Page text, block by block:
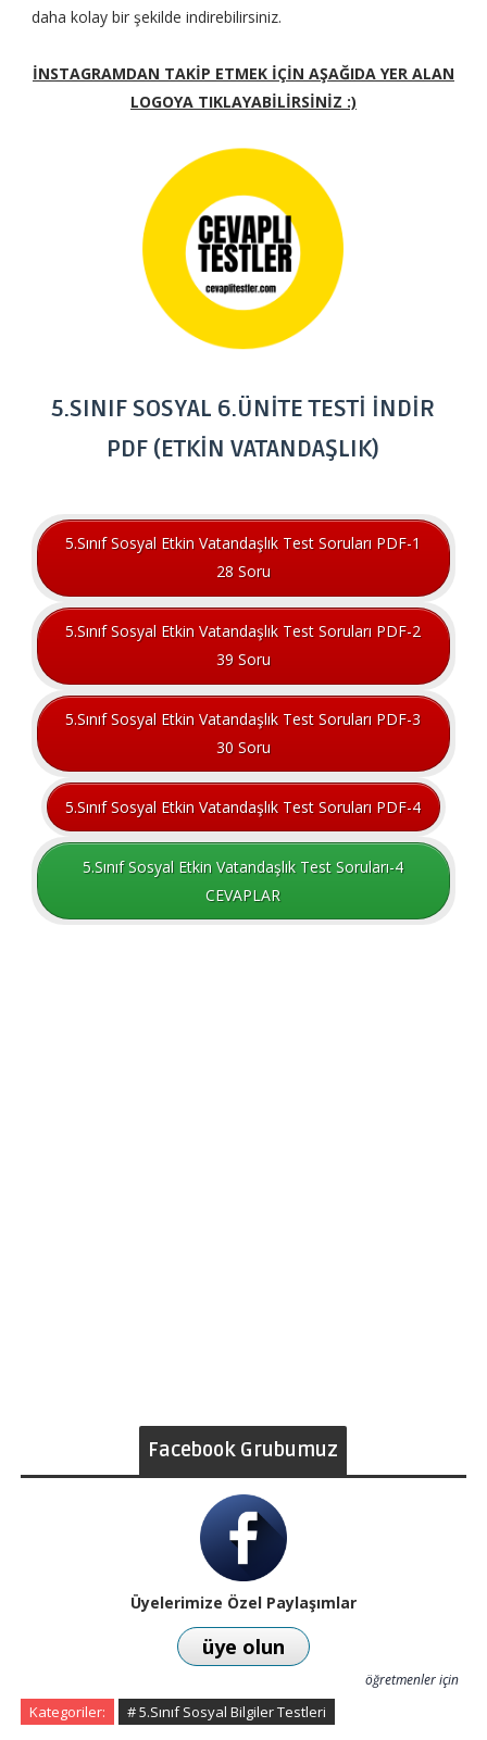
daha kolay bir şekilde indirebilirsiniz.
İNSTAGRAMDAN TAKİP ETMEK İÇİN AŞAĞIDA YER ALAN
LOGOYA TIKLAYABİLİRSİNİZ :)
5.SINIF SOSYAL 6.ÜNİTE TESTİ İNDİR
PDF (ETKİN VATANDAŞLIK)
5.Sınıf Sosyal Etkin Vatandaşlık Test Soruları PDF-1
28 Soru
5.Sınıf Sosyal Etkin Vatandaşlık Test Soruları PDF-2
39 Soru
5.Sınıf Sosyal Etkin Vatandaşlık Test Soruları PDF-3
30 Soru
5.Sınıf Sosyal Etkin Vatandaşlık Test Soruları PDF-4
5.Sınıf Sosyal Etkin Vatandaşlık Test Soruları-4
CEVAPLAR
Facebook Grubumuz
Üyelerimize Özel Paylaşımlar
üye olun
öğretmenler için
Kategoriler: # 5.Sınıf Sosyal Bilgiler Testleri